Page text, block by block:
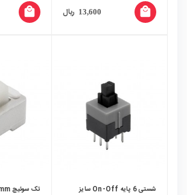
13,600 ریال local_mall
local_mall
شستی 6 پایه On-Off سایز